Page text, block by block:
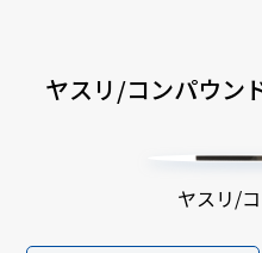
ヤスリ/コンパウン
ヤスリ/